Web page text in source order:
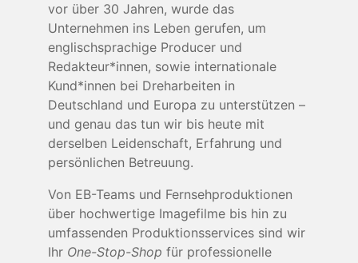
vor über 30 Jahren, wurde das
Unternehmen ins Leben gerufen, um
englischsprachige Producer und
Redakteur*innen, sowie internationale
Kund*innen bei Dreharbeiten in
Deutschland und Europa zu unterstützen –
und genau das tun wir bis heute mit
derselben Leidenschaft, Erfahrung und
persönlichen Betreuung.
Von EB-Teams und Fernsehproduktionen
über hochwertige Imagefilme bis hin zu
umfassenden Produktionsservices sind wir
Ihr One-Stop-Shop für professionelle